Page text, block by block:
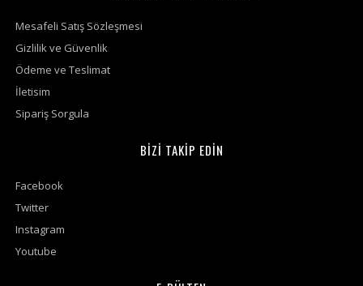
Mesafeli Satış Sözleşmesi
Gizlilik ve Güvenlik
Ödeme ve Teslimat
İletisim
Sipariş Sorgula
BİZİ TAKİP EDİN
Facebook
Twitter
Instagram
Youtube